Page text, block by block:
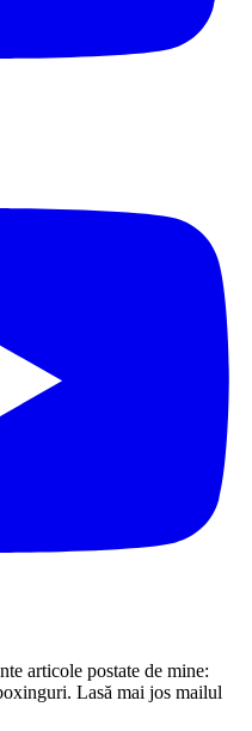
articole postate de mine:
Lasă mai jos mailul